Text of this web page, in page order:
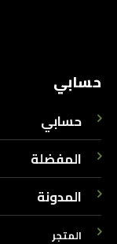
حسابي
حسابي
المفضلة
المدونة
المتجر